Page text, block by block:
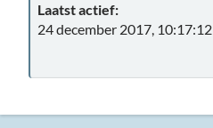
Laatst actief:
24 december 2017, 10:17:12